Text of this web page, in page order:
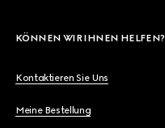
KÖNNEN WIR IHNEN HELFEN?
Kontaktieren Sie Uns
Meine Bestellung